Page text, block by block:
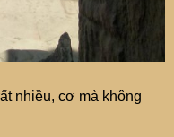
nhiều, cơ mà không